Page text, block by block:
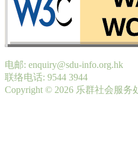
电邮: enquiry@sdu-info.org.hk
联络电话: 9544 3944
Copyright © 2026 乐群社会服务